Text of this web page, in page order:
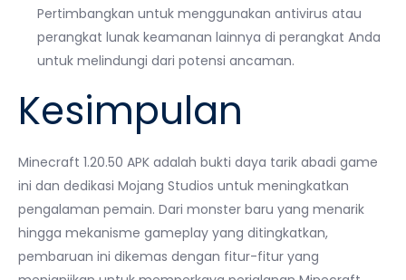
Pertimbangkan untuk menggunakan antivirus atau
perangkat lunak keamanan lainnya di perangkat Anda
untuk melindungi dari potensi ancaman.
Kesimpulan
Minecraft 1.20.50 APK adalah bukti daya tarik abadi game
ini dan dedikasi Mojang Studios untuk meningkatkan
pengalaman pemain. Dari monster baru yang menarik
hingga mekanisme gameplay yang ditingkatkan,
pembaruan ini dikemas dengan fitur-fitur yang